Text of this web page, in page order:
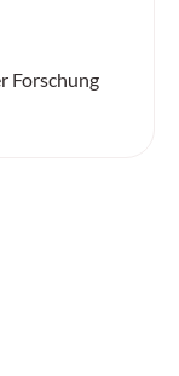
Forschung